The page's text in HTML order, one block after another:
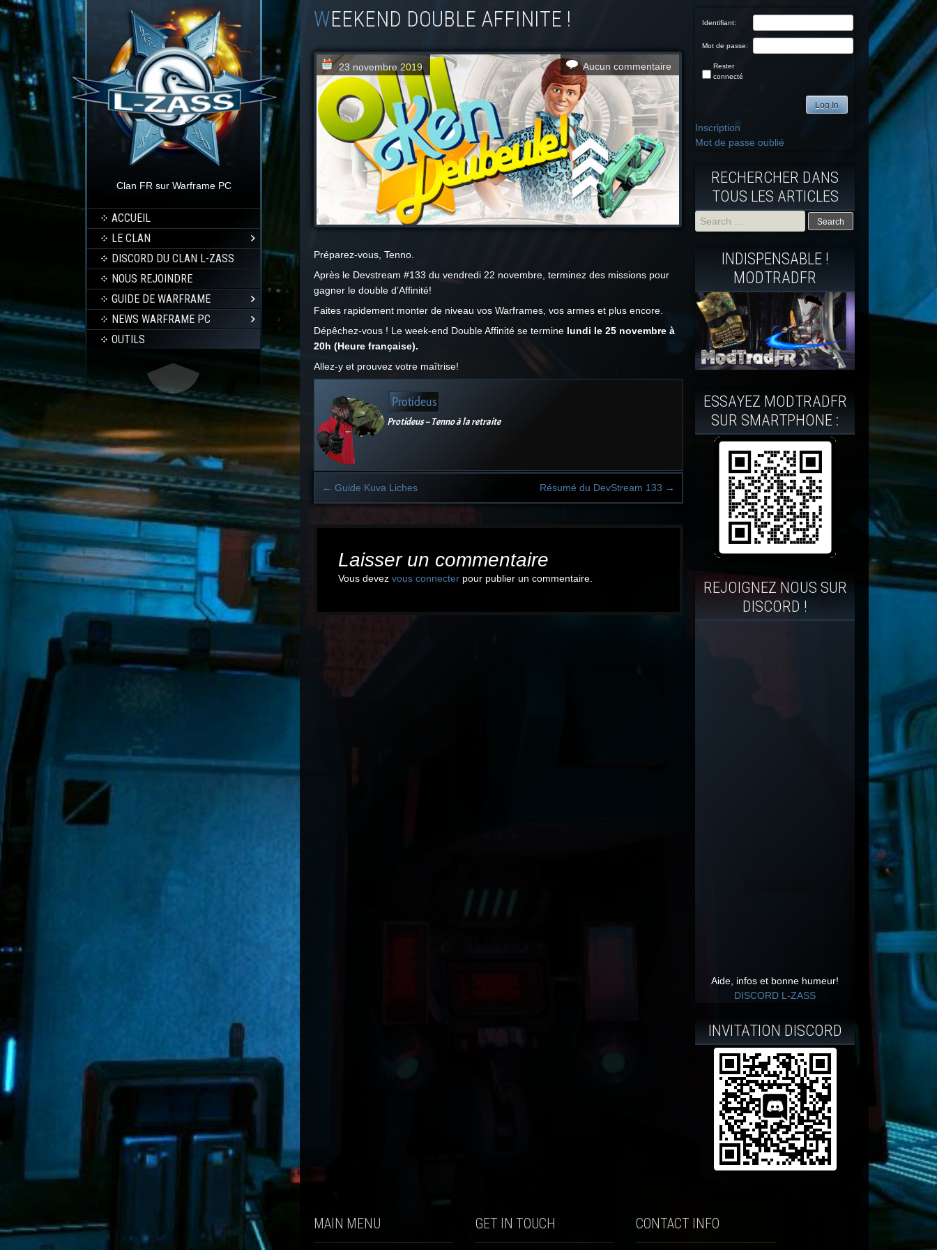
Clan FR sur Warframe PC
ACCUEIL
LE CLAN
DISCORD DU CLAN L-ZASS
NOUS REJOINDRE
GUIDE DE WARFRAME
NEWS WARFRAME PC
OUTILS
WEEKEND DOUBLE AFFINITE !
23 novembre 2019 Aucun commentaire
Préparez-vous, Tenno.
Après le Devstream #133 du vendredi 22 novembre, terminez des missions pour
gagner le double d’Affinité!
Faites rapidement monter de niveau vos Warframes, vos armes et plus encore.
Dépêchez-vous ! Le week-end Double Affinité se termine lundi le 25 novembre à
20h (Heure française).
Allez-y et prouvez votre maîtrise!
Protideus
Protideus – Tenno à la retraite
← Guide Kuva Liches Résumé du DevStream 133 →
Laisser un commentaire
Vous devez vous connecter pour publier un commentaire.
Identifiant:
Mot de passe:
Rester
connecté
Log In
Inscription
Mot de passe oublié
RECHERCHER DANS
TOUS LES ARTICLES
Search
for:
INDISPENSABLE !
MODTRADFR
ESSAYEZ MODTRADFR
SUR SMARTPHONE :
REJOIGNEZ NOUS SUR
DISCORD !
Aide, infos et bonne humeur!
DISCORD L-ZASS
INVITATION DISCORD
MAIN MENU GET IN TOUCH CONTACT INFO